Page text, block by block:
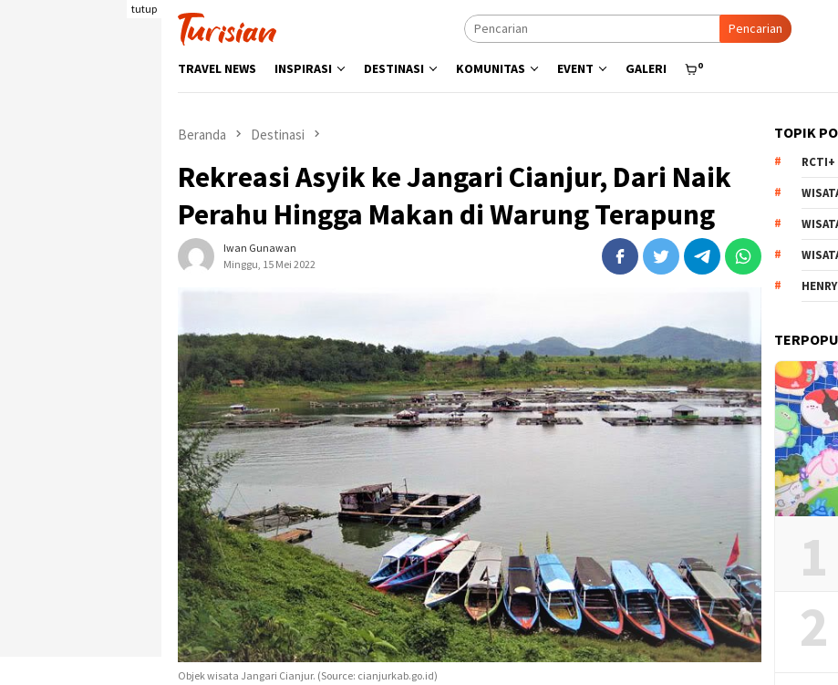
tutup
Pencarian
TRAVEL NEWS INSPIRASI DESTINASI KOMUNITAS EVENT GALERI 0
Beranda Destinasi
Rekreasi Asyik ke Jangari Cianjur, Dari Naik
Perahu Hingga Makan di Warung Terapung
Iwan Gunawan
Minggu, 15 Mei 2022
Objek wisata Jangari Cianjur. (Source: cianjurkab.go.id)
TOPIK
RCTI+
1
2